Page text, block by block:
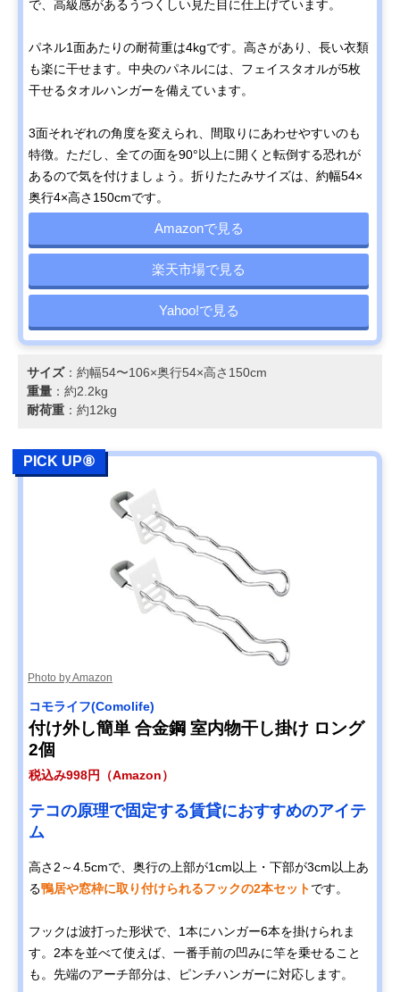
で、高級感があるうつくしい見た目に仕上げています。
パネル1面あたりの耐荷重は4kgです。高さがあり、長い衣類
も楽に干せます。中央のパネルには、フェイスタオルが5枚
干せるタオルハンガーを備えています。
3面それぞれの角度を変えられ、間取りにあわせやすいのも
特徴。ただし、全ての面を90°以上に開くと転倒する恐れが
あるので気を付けましょう。折りたたみサイズは、約幅54×
奥行4×高さ150cmです。
Amazonで見る
楽天市場で見る
Yahoo!で見る
サイズ：約幅54〜106×奥行54×高さ150cm
重量 ：約2.2kg
耐荷重 ：約12kg
PICK UP⑧
Photo by Amazon
コモライフ(Comolife)
付け外し簡単 合金鋼 室内物干し掛け ロング
2個
税込み998円（Amazon）
テコの原理で固定する賃貸におすすめのアイテ
ム
高さ2～4.5cmで、奥行の上部が1cm以上・下部が3cm以上あ
る鴨居や窓枠に取り付けられるフックの2本セットです。
フックは波打った形状で、1本にハンガー6本を掛けられま
す。2本を並べて使えば、一番手前の凹みに竿を乗せること
も。先端のアーチ部分は、ピンチハンガーに対応します。